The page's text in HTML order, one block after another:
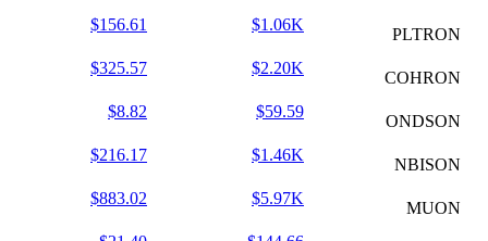
PLTRON
$1.06K
$156.61
COHRON
$2.20K
$325.57
ONDSON
$59.59
$8.82
NBISON
$1.46K
$216.17
MUON
$5.97K
$883.02